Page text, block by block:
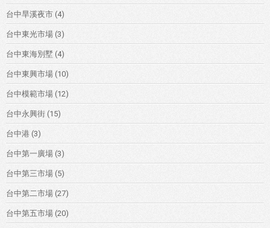
台中旱溪夜市 (4)
台中東光市場 (3)
台中東海別墅 (4)
台中東興市場 (10)
台中模範市場 (12)
台中永興街 (15)
台中港 (3)
台中第一廣場 (3)
台中第三市場 (5)
台中第二市場 (27)
台中第五市場 (20)